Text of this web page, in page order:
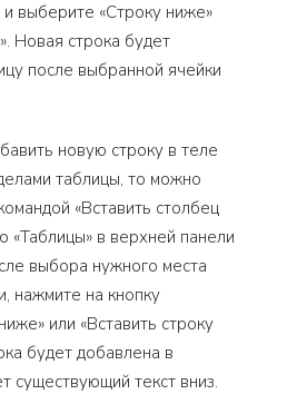
и выберите «Строку ниже»
Новая строка будет
после выбранной ячейки
новую строку в теле
таблицы, то можно
«Вставить столбец
«Таблицы» в верхней панели
выбора нужного места
нажмите на кнопку
или «Вставить строку
будет добавлена в
существующий текст вниз.